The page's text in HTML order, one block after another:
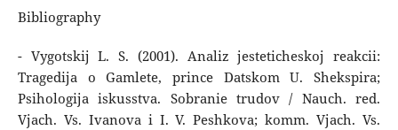
Bibliography
- Vygotskij L. S. (2001). Analiz jesteticheskoj reakcii:
Tragedija o Gamlete, prince Datskom U. Shekspira;
Psihologija iskusstva. Sobranie trudov / Nauch. red.
Vjach. Vs. Ivanova i I. V. Peshkova; komm. Vjach. Vs.